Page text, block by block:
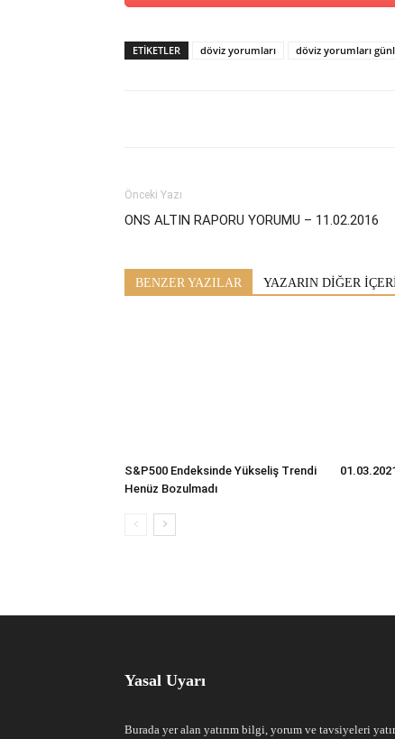
ETİKETLER döviz yorumları döviz yorumları
Önceki Yazı
ONS ALTIN RAPORU YORUMU – 11.02.2016
BENZER YAZILAR YAZARIN DİĞER
S&P500 Endeksinde Yükseliş Trendi
Henüz Bozulmadı
Yasal Uyarı
Burada yer alan yatırım bilgi, yorum ve tavsiyeleri